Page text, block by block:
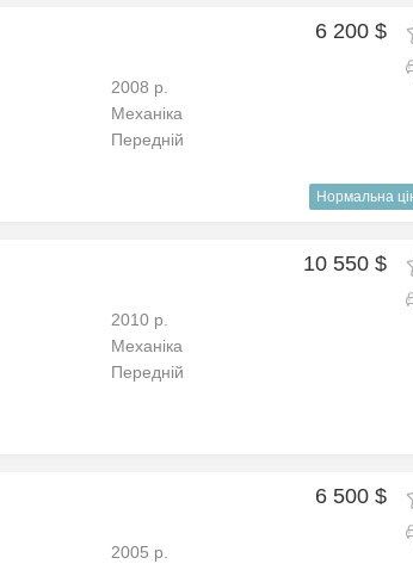
6 200 $
2008 р.
Механіка
Передній
Нормальна
10 550 $
2010 р.
Механіка
Передній
6 500 $
2005 р.